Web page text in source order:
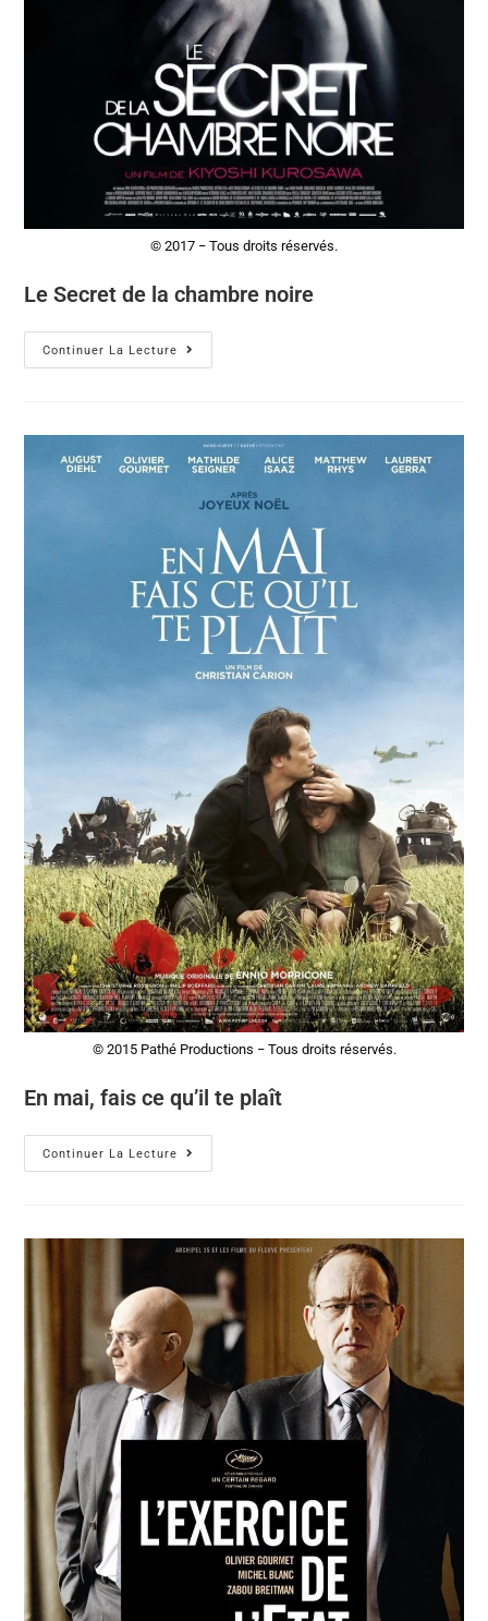
© 2017 − Tous droits réservés.
Le Secret de la chambre noire
Continuer La Lecture
© 2015 Pathé Productions − Tous droits réservés.
En mai, fais ce qu’il te plaît
Continuer La Lecture